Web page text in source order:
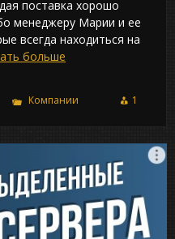
поставка хорошо
менеджеру Марии и ее
всегда находиться на
больше
Компании 1